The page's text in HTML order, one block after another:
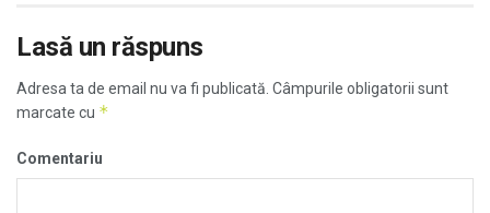
Lasă un răspuns
Adresa ta de email nu va fi publicată. Câmpurile obligatorii sunt
marcate cu *
Comentariu